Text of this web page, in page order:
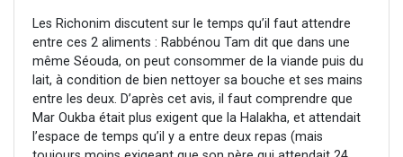
Les Richonim discutent sur le temps qu’il faut attendre
entre ces 2 aliments : Rabbénou Tam dit que dans une
même Séouda, on peut consommer de la viande puis du
lait, à condition de bien nettoyer sa bouche et ses mains
entre les deux. D’après cet avis, il faut comprendre que
Mar Oukba était plus exigent que la Halakha, et attendait
l’espace de temps qu’il y a entre deux repas (mais